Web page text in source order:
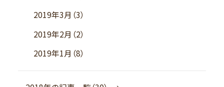
2019年3月（3）
2019年2月（2）
2019年1月（8）